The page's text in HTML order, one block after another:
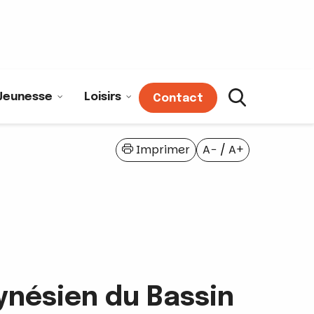
Loisirs Contact
A− / A+
Imprimer
du Bassin